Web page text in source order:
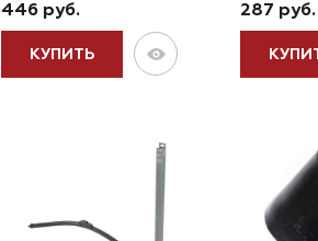
446 руб.
КУПИТЬ
287 руб.